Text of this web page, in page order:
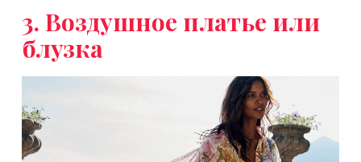
3. Воздушное платье или
блузка